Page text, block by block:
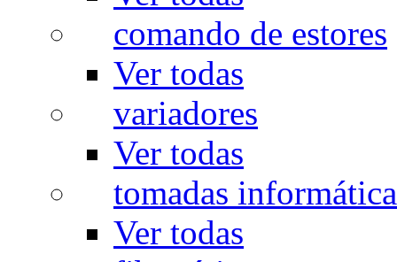
comando de estores
Ver todas
variadores
Ver todas
tomadas
Ver todas